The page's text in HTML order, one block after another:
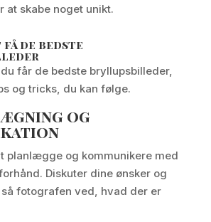
at skabe noget unikt.
de bedste
får de bedste bryllupsbilleder,
og tricks, du kan følge.
og
planlægge og kommunikere med
Diskuter dine ønsker og
fotografen ved, hvad der er